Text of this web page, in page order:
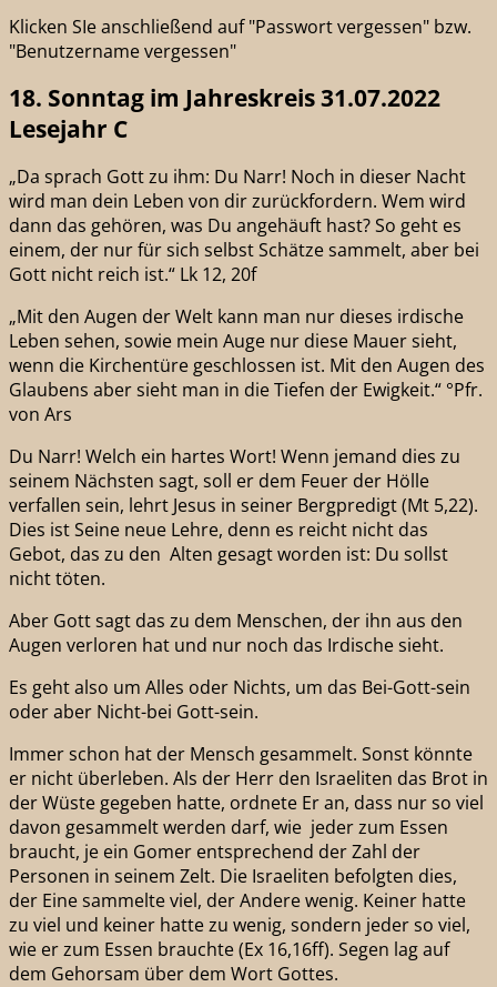
Klicken SIe anschließend auf "Passwort vergessen" bzw.
"Benutzername vergessen"
18. Sonntag im Jahreskreis 31.07.2022
Lesejahr C
„Da sprach Gott zu ihm: Du Narr! Noch in dieser Nacht
wird man dein Leben von dir zurückfordern. Wem wird
dann das gehören, was Du angehäuft hast? So geht es
einem, der nur für sich selbst Schätze sammelt, aber bei
Gott nicht reich ist.“ Lk 12, 20f
„Mit den Augen der Welt kann man nur dieses irdische
Leben sehen, sowie mein Auge nur diese Mauer sieht,
wenn die Kirchentüre geschlossen ist. Mit den Augen des
Glaubens aber sieht man in die Tiefen der Ewigkeit.“ °Pfr.
von Ars
Du Narr! Welch ein hartes Wort! Wenn jemand dies zu
seinem Nächsten sagt, soll er dem Feuer der Hölle
verfallen sein, lehrt Jesus in seiner Bergpredigt (Mt 5,22).
Dies ist Seine neue Lehre, denn es reicht nicht das
Gebot, das zu den Alten gesagt worden ist: Du sollst
nicht töten.
Aber Gott sagt das zu dem Menschen, der ihn aus den
Augen verloren hat und nur noch das Irdische sieht.
Es geht also um Alles oder Nichts, um das Bei-Gott-sein
oder aber Nicht-bei Gott-sein.
Immer schon hat der Mensch gesammelt. Sonst könnte
er nicht überleben. Als der Herr den Israeliten das Brot in
der Wüste gegeben hatte, ordnete Er an, dass nur so viel
davon gesammelt werden darf, wie jeder zum Essen
braucht, je ein Gomer entsprechend der Zahl der
Personen in seinem Zelt. Die Israeliten befolgten dies,
der Eine sammelte viel, der Andere wenig. Keiner hatte
zu viel und keiner hatte zu wenig, sondern jeder so viel,
wie er zum Essen brauchte (Ex 16,16ff). Segen lag auf
dem Gehorsam über dem Wort Gottes.